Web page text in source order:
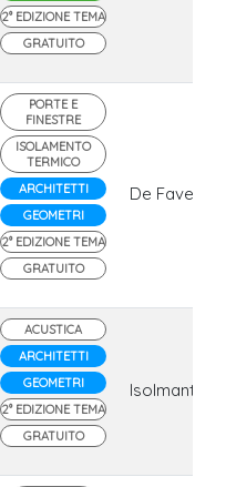
2° EDIZIONE TEMA
GRATUITO
PORTE E
FINESTRE
ISOLAMENTO
TERMICO
ARCHITETTI
GEOMETRI
2° EDIZIONE TEMA
GRATUITO
De Faveri
ACUSTICA
ARCHITETTI
GEOMETRI
2° EDIZIONE TEMA
GRATUITO
Isolmant